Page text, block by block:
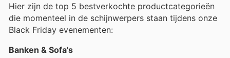
Hier zijn de top 5 bestverkochte productcategorieën
die momenteel in de schijnwerpers staan tijdens onze
Black Friday evenementen:
Banken & Sofa's